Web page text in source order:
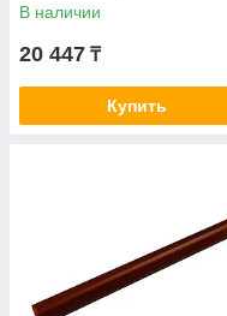
В наличии
20 447 ₸
Купить